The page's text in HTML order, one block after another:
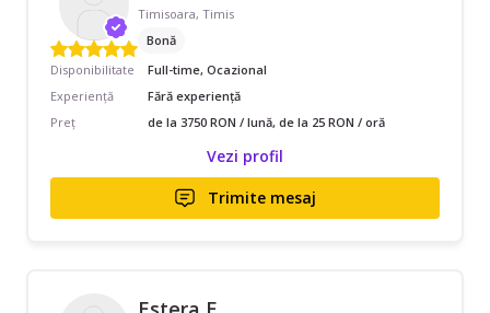
Timisoara, Timis
Bonă
Disponibilitate
Full-time, Ocazional
Experiență
Fără experiență
Preț
de la 3750 RON / lună, de la 25 RON / oră
Vezi profil
Trimite mesaj